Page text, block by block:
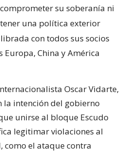
su soberanía ni
una política exterior
con todos sus socios
China y América
Oscar Vidarte,
intención del gobierno
unirse al bloque Escudo
legitimar violaciones al
como el ataque contra